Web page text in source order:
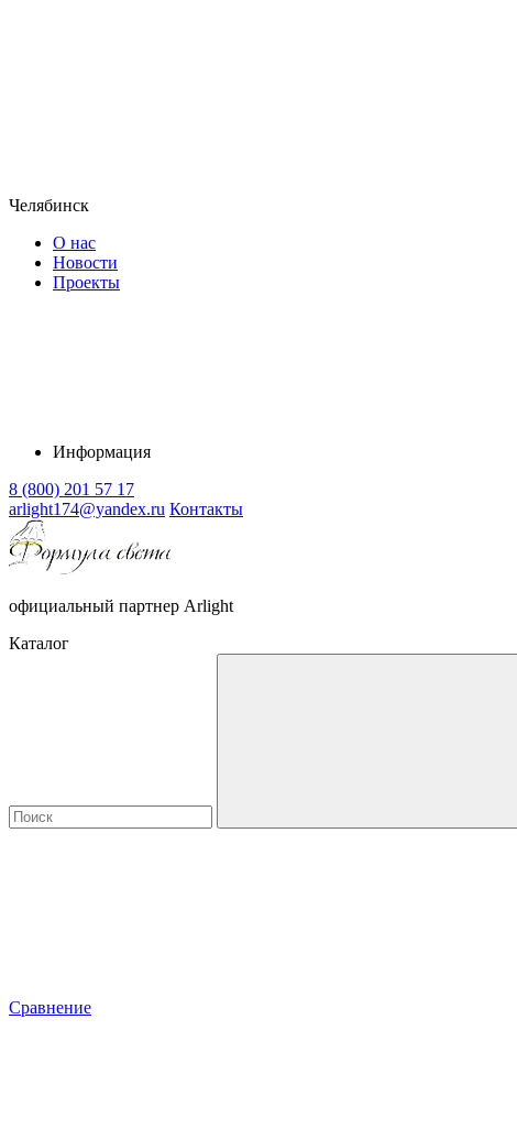
Челябинск
О нас
Новости
Проекты
Информация
8 (800) 201 57 17
arlight174@yandex.ru Контакты
официальный партнер Arlight
Каталог
Сравнение